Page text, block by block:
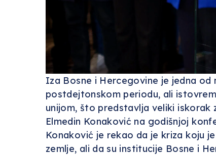
Iza Bosne i Hercegovine je jedna
postdejtonskom periodu, ali
unijom, što predstavlja veliki iskorak
Elmedin Konaković na godišnjoj
Konaković je rekao da je kriza koju
zemlje, ali da su institucije Bosne i